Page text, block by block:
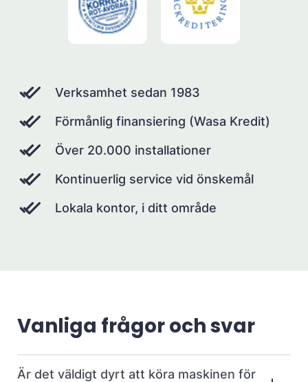
Verksamhet sedan 1983
Förmånlig finansiering (Wasa Kredit)
Över 20.000 installationer
Kontinuerlig service vid önskemål
Lokala kontor, i ditt område
Vanliga frågor och svar
Är det väldigt dyrt att köra maskinen för